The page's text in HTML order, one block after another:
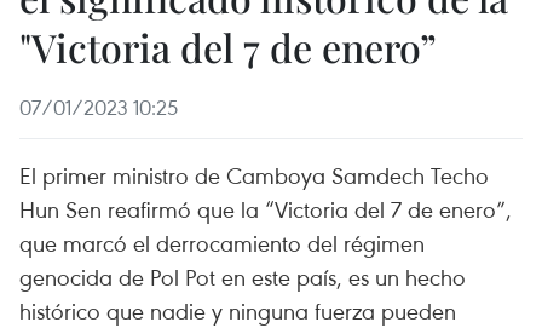
"Victoria del 7 de enero”
07/01/2023 10:25
El primer ministro de Camboya Samdech Techo
Hun Sen reafirmó que la “Victoria del 7 de enero”,
que marcó el derrocamiento del régimen
genocida de Pol Pot en este país, es un hecho
histórico que nadie y ninguna fuerza pueden